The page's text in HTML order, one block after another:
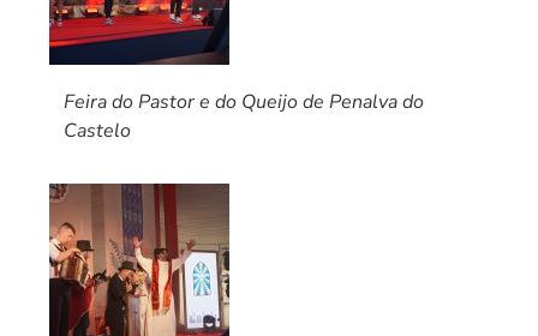
Feira do Pastor e do Queijo de Penalva do
Castelo